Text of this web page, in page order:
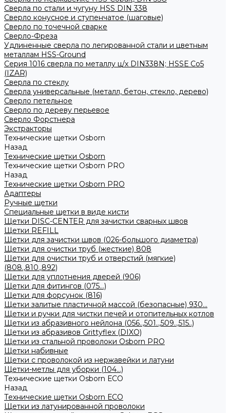
Сверла по стали и чугуну HSS DIN 338
Сверло конусное и ступенчатое (шаговые)
Сверло по точечной сварке
Сверло-Фреза
Удлиненные сверла по легированной стали и цветным
металлам HSS-Ground
Серия 1016 сверла по металлу ц/х DIN338N; HSSЕ Со5
(IZAR)
Сверла по стеклу
Сверла универсальные (металл, бетон, стекло, дерево)
Сверло петельное
Сверло по дереву перьевое
Сверло Форстнера
Экстракторы
Технические щетки Osborn
Назад
Технические щетки Osborn
Технические щетки Osborn PRO
Назад
Технические щетки Osborn PRO
Адаптеры
Ручные щетки
Специальные щетки в виде кисти
Щетки DISC-CENTER для зачистки сварных швов
Щетки REFILL
Щетки для зачистки швов (026-большого диаметра)
Щетки для очистки труб (жесткие) 808
Щетки для очистки труб и отверстий (мягкие)
(808.,810.,892)
Щетки для уплотнения дверей (906)
Щетки для фитингов (075...)
Щетки для форсунок (816)
Щетки залитые пластичной массой (безопасные) 930...
Щетки и ручки для чистки печей и отопительных котлов
Щетки из абразивного нейлона (056..,501..,509..,515..)
Щетки из абразивов Grittyflex (DIXO)
Щетки из стальной проволоки Osborn PRO
Щетки набивные
Щетки с проволокой из нержавейки и латуни
Щетки-метлы для уборки (104...)
Технические щетки Osborn ЕСО
Назад
Технические щетки Osborn ЕСО
Щетки из латунированной проволоки